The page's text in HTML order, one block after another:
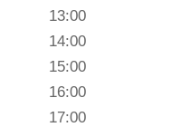
13:00
14:00
15:00
16:00
17:00